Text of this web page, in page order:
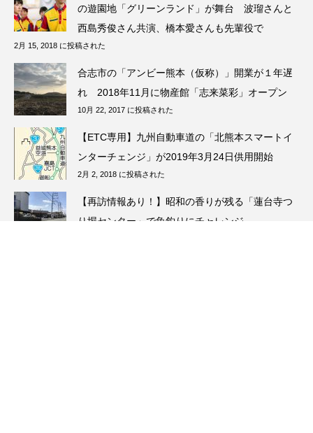
の遊園地「グリーンランド」が舞台 波瑠さんと
西島秀俊さん共演、橋本愛さんも先輩役で
2月 15, 2018 に投稿された
合志市の「アンビー熊本（仮称）」開業が１年遅
れ 2018年11月に物産館「志来菜彩」オープン
10月 22, 2017 に投稿された
【ETC専用】九州自動車道の「北熊本スマートイ
ンターチェンジ」が2019年3月24日供用開始
2月 2, 2018 に投稿された
【再訪情報あり！】昭和の香りが残る「蓮台寺つ
り堀センター」で魚釣りにチャレンジ